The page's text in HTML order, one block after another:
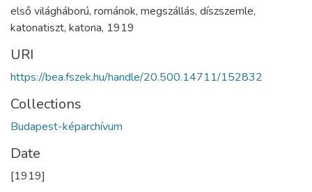
első világháború, románok, megszállás, díszszemle,
katonatiszt, katona, 1919
URI
https://bea.fszek.hu/handle/20.500.14711/152832
Collections
Budapest-képarchívum
Date
[1919]